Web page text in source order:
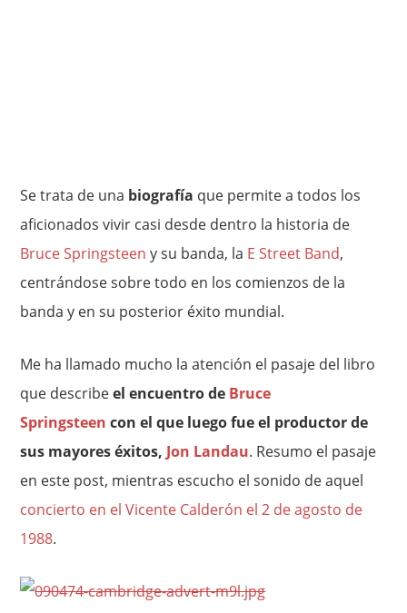
Se trata de una biografía que permite a todos los
aficionados vivir casi desde dentro la historia de
Bruce Springsteen y su banda, la E Street Band,
centrándose sobre todo en los comienzos de la
banda y en su posterior éxito mundial.
Me ha llamado mucho la atención el pasaje del libro
que describeel encuentro de Bruce
Springsteen con el que luego fue el productor de
sus mayores éxitos, Jon Landau. Resumo el pasaje
en este post, mientras escucho el sonido de aquel
concierto en el Vicente Calderón el 2 de agosto de
1988.